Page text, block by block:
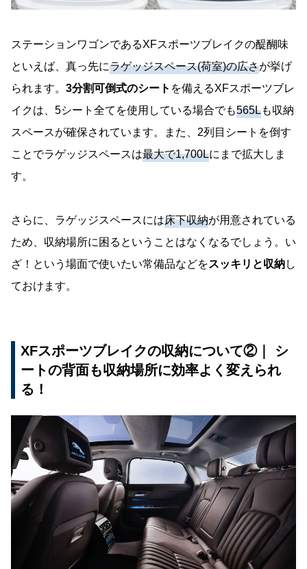
ステーションワゴンであるXFスポーツブレイクの醍醐味
といえば、真っ先にラゲッジスペース(荷室)の広さが挙げ
られます。 3分割可倒式のシート を備えるXFスポーツブレ
イクは、5シート全てを使用している場合でも565Lも収納
スペースが確保されています。また、2列目シートを倒す
ことでラゲッジスペースは最大で1,700Lにまで拡大しま
す。
さらに、ラゲッジスペースには床下収納が用意されている
ため、収納場所に困るということはなくなるでしょう。い
ざ！という場面で使いたい常備品などをスッキリと収納し
ておけます。
XFスポーツブレイクの収納について②｜ シ
ートの背面も収納場所に効率よく変えられ
る！